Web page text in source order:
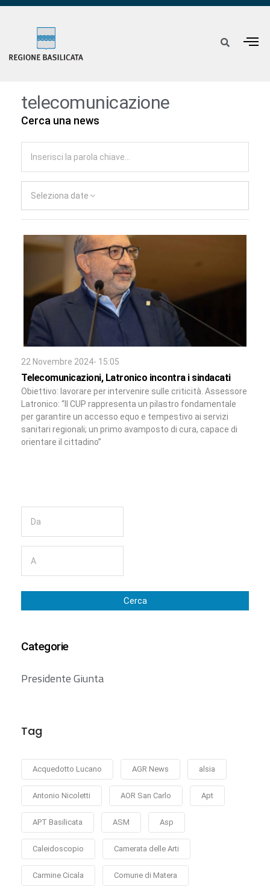
telecomunicazione
Cerca una news
Seleziona date
22 Novembre 2024- 15:05
Telecomunicazioni, Latronico incontra i sindacati
Obiettivo: lavorare per intervenire sulle criticità. Assessore
Latronico: “Il CUP rappresenta un pilastro fondamentale
per garantire un accesso equo e tempestivo ai servizi
sanitari regionali; un primo avamposto di cura, capace di
orientare il cittadino”
Cerca
Categorie
Presidente Giunta
Tag
Acquedotto Lucano AGR News alsia
Antonio Nicoletti AOR San Carlo Apt
APT Basilicata ASM Asp
Caleidoscopio Camerata delle Arti
Carmine Cicala Comune di Matera